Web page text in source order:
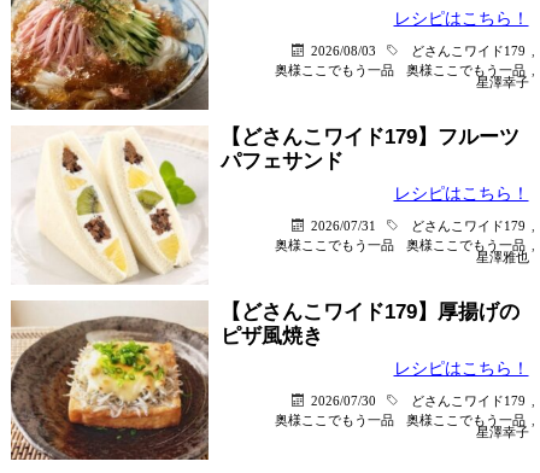
レシピはこちら！
2026/08/03 どさんこワイド179
奥様ここでもう一品
奥様ここでもう一品
星澤幸子
【どさんこワイド179】フルーツ
パフェサンド
レシピはこちら！
2026/07/31 どさんこワイド179
奥様ここでもう一品
奥様ここでもう一品
星澤雅也
【どさんこワイド179】厚揚げの
ピザ風焼き
レシピはこちら！
2026/07/30 どさんこワイド179
奥様ここでもう一品
奥様ここでもう一品
星澤幸子